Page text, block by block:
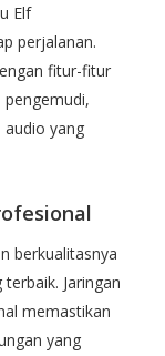
Elf
perjalanan.
fitur-fitur
audio yang
berkualitasnya
Jaringan
memastikan
yang